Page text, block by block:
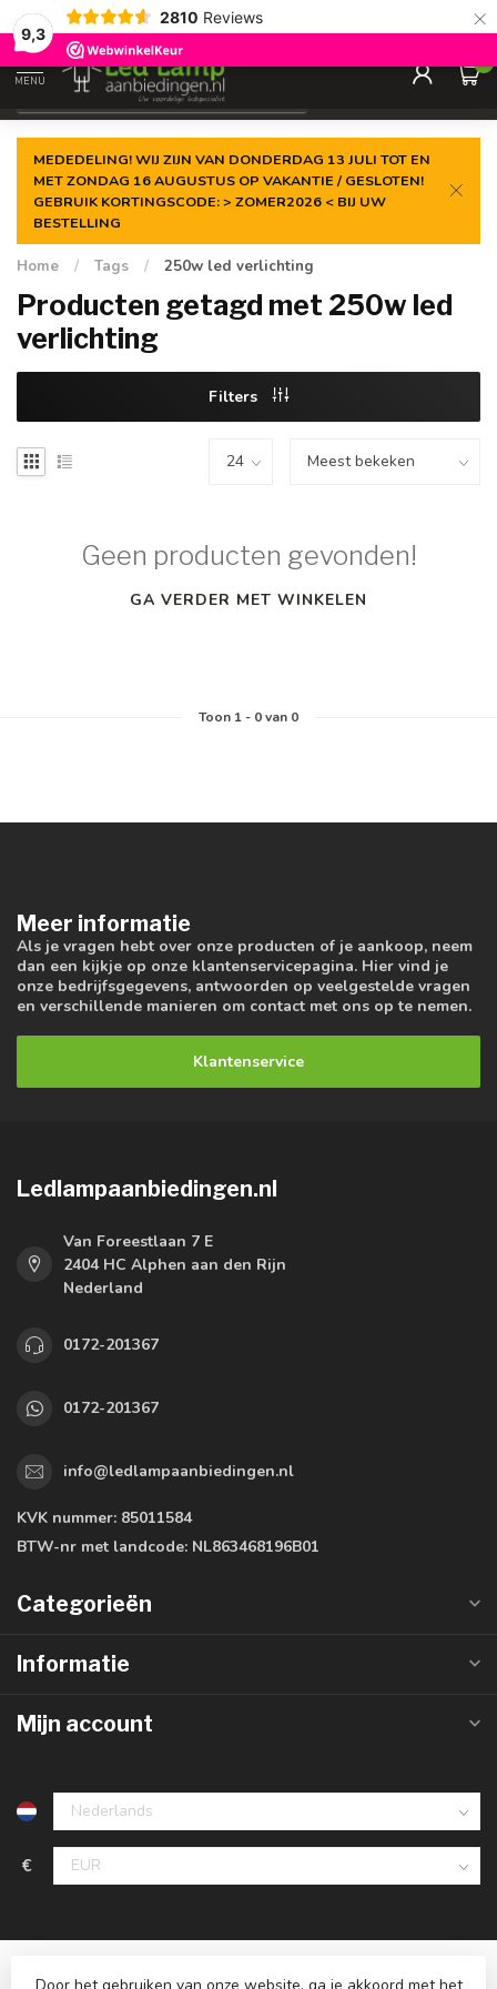
9,3
2810 Reviews ×
Gegarandeerde delaagste prijs
MENU
0
MEDEDELING! WIJ ZIJN VAN DONDERDAG 13 JULI TOT EN
MET ZONDAG 16 AUGUSTUS OP VAKANTIE / GESLOTEN!
GEBRUIK KORTINGSCODE: > ZOMER2026 < BIJ UW
BESTELLING
Home / Tags / 250w led verlichting
Producten getagd met 250w led
verlichting
Filters
Geen producten gevonden!
GA VERDER MET WINKELEN
Toon 1- 0van 0
Meer informatie
Als je vragen hebt over onze producten of je aankoop, neem
dan een kijkje op onze klantenservicepagina. Hier vind je
onze bedrijfsgegevens, antwoorden op veelgestelde vragen
en verschillende manieren om contact met ons op te nemen.
Klantenservice
Ledlampaanbiedingen.nl
Van Foreestlaan 7 E
2404 HC Alphen aan den Rijn
Nederland
0172-201367
0172-201367
info@ledlampaanbiedingen.nl
KVK nummer: 85011584
BTW-nr met landcode: NL863468196B01
Categorieën
Informatie
Mijn account
€